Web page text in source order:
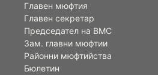
Главен мюфтия
Главен секретар
Председател на ВМС
Зам. главни мюфтии
Районни мюфтийства
Бюлетин